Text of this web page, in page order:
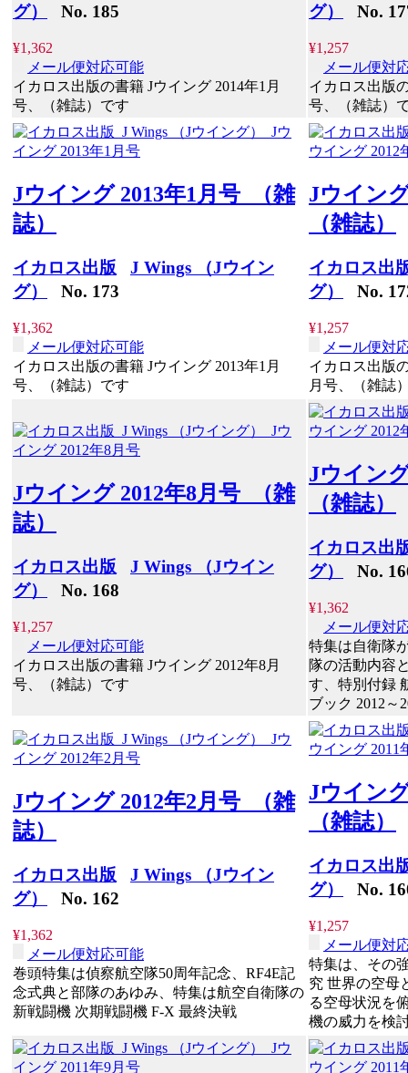
グ）
No. 185
¥1,362
メール便対応可能
イカロス出版の書籍 Jウイング 2014年1月
号、（雑誌）です
グ）
No.
¥1,257
メール便対
イカロス出版
号、（雑誌）
Jウイング 2013年1月号 （雑
誌）
イカロス出版
J Wings （Jウイン
グ）
No. 173
¥1,362
メール便対応可能
イカロス出版の書籍 Jウイング 2013年1月
号、（雑誌）です
Jウイン
（雑誌）
イカロス出
グ）
No.
¥1,257
メール便対
イカロス出版
月号、（雑誌
Jウイング 2012年8月号 （雑
誌）
イカロス出版
J Wings （Jウイン
グ）
No. 168
¥1,257
メール便対応可能
イカロス出版の書籍 Jウイング 2012年8月
号、（雑誌）です
Jウイン
（雑誌）
イカロス出
グ）
No.
¥1,362
メール便対
特集は自衛隊
隊の活動内容
す、特別付録
ブック 2012～
Jウイング 2012年2月号 （雑
誌）
イカロス出版
J Wings （Jウイン
グ）
No. 162
¥1,362
メール便対応可能
巻頭特集は偵察航空隊50周年記念、RF4E記
念式典と部隊のあゆみ、特集は航空自衛隊の
新戦闘機 次期戦闘機 F-X 最終決戦
Jウイン
（雑誌）
イカロス出
グ）
No.
¥1,257
メール便対
特集は、その
究 世界の空母
る空母状況を
機の威力を検